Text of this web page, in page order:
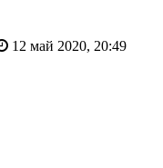
12 май 2020, 20:49